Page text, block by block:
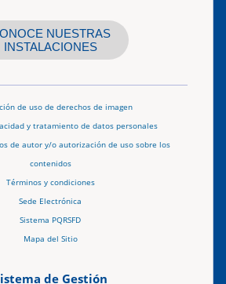
NUESTRAS
INSTALACIONES
de uso de derechos de imagen
y tratamiento de datos personales
de autor y/o autorización de uso sobre los
contenidos
Términos y condiciones
Sede Electrónica
Sistema PQRSFD
Mapa del Sitio
de Gestión